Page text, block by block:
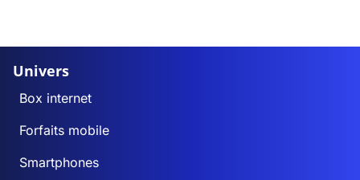
Univers
Box internet
Forfaits mobile
Smartphones